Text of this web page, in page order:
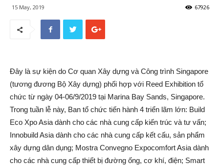
15 May, 2019 67926
Đây là sự kiện do Cơ quan Xây dựng và Công trình Singapore
(tương đương Bộ Xây dựng) phối hợp với Reed Exhibition tổ
chức từ ngày 04-06/9/2019 tại Marina Bay Sands, Singapore.
Trong tuần lễ này, Ban tổ chức tiến hành 4 triển lãm lớn: Build
Eco Xpo Asia dành cho các nhà cung cấp kiến trúc và tư vấn;
Innobuild Asia dành cho các nhà cung cấp kết cấu, sản phẩm
xây dựng dân dụng; Mostra Convegno Expocomfort Asia dành
cho các nhà cung cấp thiết bị đường ống, cơ khí, điện; Smart